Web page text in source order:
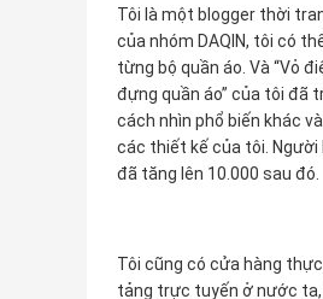
Tôi là một blogger thời
của nhóm DAQIN, tôi có
từng bộ quần áo. Và “Vỏ
đựng quần áo” của tôi đã
cách nhìn phổ biến khác
các thiết kế của tôi. Người
đã tăng lên 10.000 sau đó.
Tôi cũng có cửa hàng
tảng trực tuyến ở nước